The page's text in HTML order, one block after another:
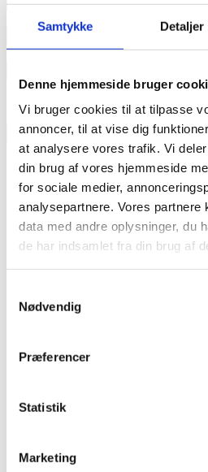
Samtykke Detaljer
Denne hjemmeside bruger
Vi bruger cookies til at tilpasse
annoncer, til at vise dig
at analysere vores trafik. Vi
din brug af vores hjemmeside
for sociale medier,
analysepartnere. Vores partnere
data med andre oplysninger, du
de har indsamlet fra din brug af
Nødvendig
Præferencer
Statistik
Marketing
annonce
RAINBOW BUSINESS